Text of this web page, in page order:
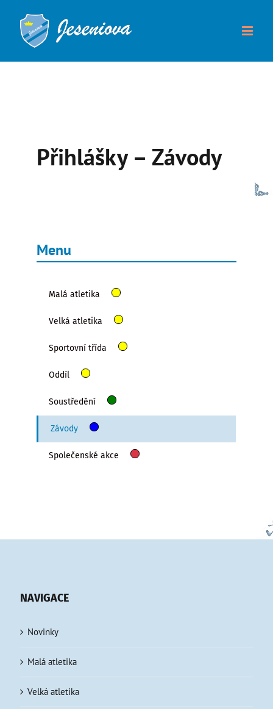
Přihlášky – Závody
Menu
Malá atletika
Velká atletika
Sportovní třída
Oddíl
Soustředění
Závody
Společenské akce
NAVIGACE
Novinky
Malá atletika
Velká atletika